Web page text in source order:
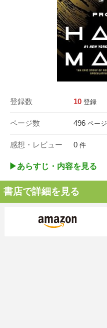
登録数 10 登録
ページ数 496 ページ
感想・レビュー 0 件
▶︎あらすじ・内容を見る
書店で詳細を見る